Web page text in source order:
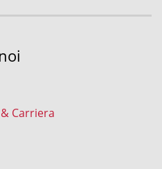
Carriera